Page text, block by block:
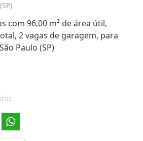
com 96,00 m² de área útil,
2 vagas de garagem, para
Paulo (SP)